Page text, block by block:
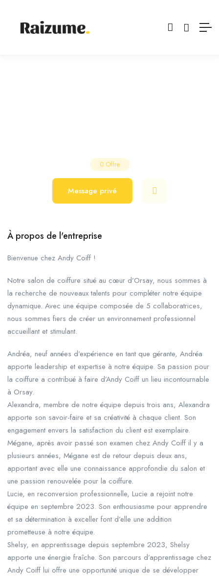
0 Offre
Message privé
À propos de l'entreprise
Bienvenue chez Andy Coiff !
Notre salon de coiffure situé au cœur d’Orsay, nous sommes à
la recherche de nouveaux talents pour compléter notre équipe
dynamique. Avec une équipe composée de 5 collaboratrices,
nous sommes fiers de créer un environnement professionnel
accueillant et stimulant.
Andréa, neuf années d’expérience en tant que gérante, Andréa
apporte leadership et expertise à notre équipe. Sa passion pour
la coiffure a contribué à faire d’Andy Coiff un lieu incontournable
à Orsay.
Alexandra, membre de notre équipe depuis trois ans, Alexandra
apporte son savoir-faire et sa créativité à chaque client. Son
engagement envers la satisfaction du client est exemplaire.
Mégane, après avoir passé son examen chez Andy Coiff il y a
plusieurs années, Mégane est de retour depuis deux ans,
apportant avec elle une connaissance approfondie du salon et
une passion renouvelée pour la coiffure.
Lucie, en reconversion professionnelle, Lucie a rejoint notre
équipe en septembre 2023. Son enthousiasme pour apprendre
et sa détermination à exceller font d’elle une addition
prometteuse à notre équipe.
Shelsy, en apprentissage depuis septembre 2023, Shelsy
apporte une énergie fraîche. Son parcours d’apprentissage chez
Andy Coiff lui offre une opportunité unique de se développer